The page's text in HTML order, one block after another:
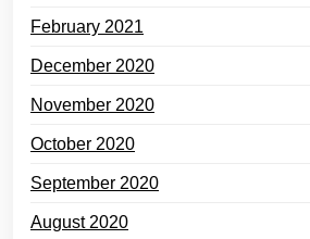
February 2021
December 2020
November 2020
October 2020
September 2020
August 2020